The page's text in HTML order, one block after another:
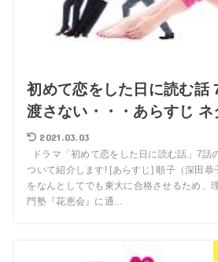
初めて恋をした日に読む話
渡さない・・・あらすじ ネ
2021.03.03
ドラマ「初めて恋をした日に読む話」7話
ついて紹介します! [あらすじ] 順子（深田恭
をなんとしてでも東大に合格させるため、
門塾『花恵会』に通...